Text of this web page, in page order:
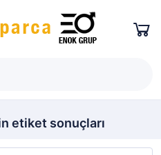
etiket sonuçları